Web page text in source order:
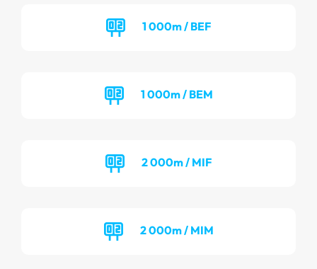
1 000m / BEF
1 000m / BEM
2 000m / MIF
2 000m / MIM